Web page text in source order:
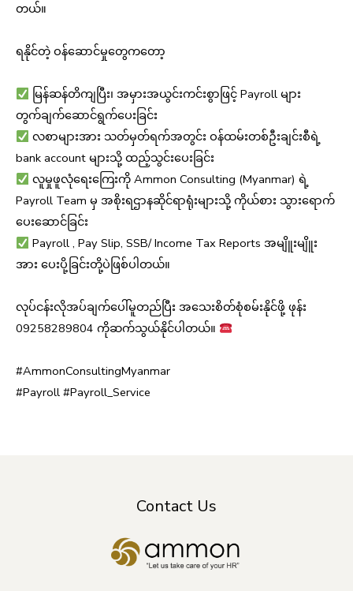
တယ်။
ရနိုင်တဲ့ ဝန်ဆောင်မှုတွေကတော့
မြန်ဆန်တိကျပြီး၊ အမှားအယွင်းကင်းစွာဖြင့် Payroll များ
တွက်ချက်ဆောင်ရွက်ပေးခြင်း
လစာများအား သတ်မှတ်ရက်အတွင်း ဝန်ထမ်းတစ်ဦးချင်းစီရဲ့
bank account များသို့ ထည့်သွင်းပေးခြင်း
လူမှုဖူလုံရေးကြေးကို Ammon Consulting (Myanmar) ရဲ့
Payroll Team မှ အစိုးရဌာနဆိုင်ရာရုံးများသို့ ကိုယ်စား သွားရောက်
ပေးဆောင်ခြင်း
Payroll , Pay Slip, SSB/ Income Tax Reports အမျိူးမျိူး
အား ပေးပို့ခြင်းတို့ပဲဖြစ်ပါတယ်။
လုပ်ငန်းလိုအပ်ချက်ပေါ်မူတည်ပြီး အသေးစိတ်စုံစမ်းနိုင်ဖို့ ဖုန်း
09258289804 ကိုဆက်သွယ်နိုင်ပါတယ်။
#AmmonConsultingMyanmar
#Payroll #Payroll_Service
Contact Us